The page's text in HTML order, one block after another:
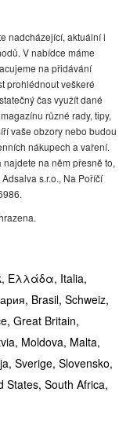
nadcházející, aktuální i
V nabídce máme
na přidávání
prohlédnout veškeré
čas využít dané
různé rady, tipy,
vaše obzory nebo budou
nákupech a vaření.
na něm přesně to,
s.r.o., Na Poříčí
Ελλάδα, Italia,
Brasil, Schweiz,
Great Britain,
Moldova, Malta,
Sverige, Slovensko,
States, South Africa,